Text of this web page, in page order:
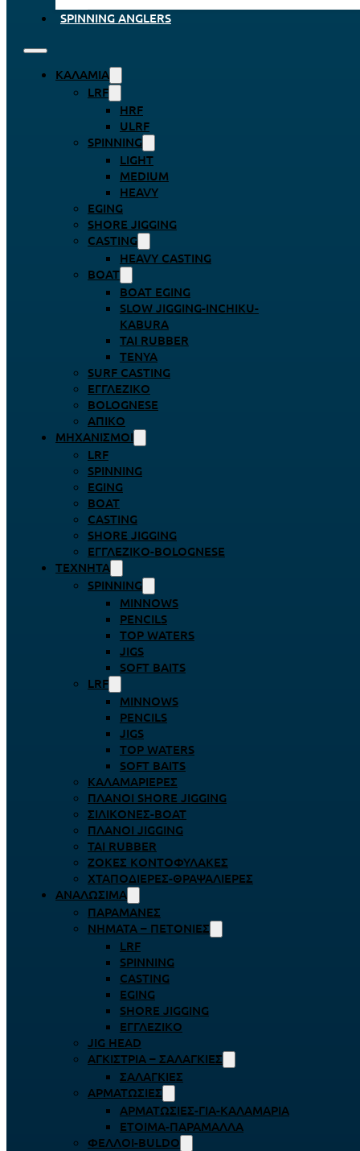
SPINNING ANGLERS
ΚΑΛΆΜΙΑ
LRF
HRF
ULRF
SPINNING
LIGHT
MEDIUM
HEAVY
EGING
SHORE JIGGING
CASTING
HEAVY CASTING
BOAT
BOAT EGING
SLOW JIGGING-INCHIKU-
KABURA
TAI RUBBER
TENYA
SURF CASTING
ΕΓΓΛΈΖΙΚΟ
BOLOGNESE
ΑΠΊΚΟ
ΜΗΧΑΝΙΣΜΟΊ
LRF
SPINNING
EGING
BOAT
CASTING
SHORE JIGGING
ΕΓΓΛΈΖΙΚΟ-BOLOGNESE
ΤΕΧΝΗΤΆ
SPINNING
MINNOWS
PENCILS
TOP WATERS
JIGS
SOFT BAITS
LRF
MINNOWS
PENCILS
JIGS
TOP WATERS
SOFT BAITS
ΚΑΛΑΜΑΡΙΈΡΕΣ
ΠΛΆΝΟΙ SHORE JIGGING
ΣΙΛΙΚΌΝΕΣ-BOAT
ΠΛΆΝΟΙ JIGGING
TAI RUBBER
ΖΌΚΕΣ ΚΟΝΤΟΦΎΛΑΚΕΣ
ΧΤΑΠΟΔΙΈΡΕΣ-ΘΡΑΨΑΛΙΈΡΕΣ
ΑΝΑΛΏΣΙΜΑ
ΠΑΡΑΜΆΝΕΣ
ΝΉΜΑΤΑ – ΠΕΤΟΝΙΈΣ
LRF
SPINNING
CASTING
EGING
SHORE JIGGING
ΕΓΓΛΈΖΙΚΟ
JIG HEAD
ΑΓΚΊΣΤΡΙΑ – ΣΑΛΑΓΚΙΈΣ
ΣΑΛΑΓΚΙΈΣ
ΑΡΜΑΤΩΣΙΈΣ
ΑΡΜΑΤΩΣΙΈΣ-ΓΙΑ-ΚΑΛΑΜΆΡΙΑ
ΈΤΟΙΜΑ-ΠΑΡΆΜΑΛΛΑ
ΦΕΛΛΟΊ-BULDO